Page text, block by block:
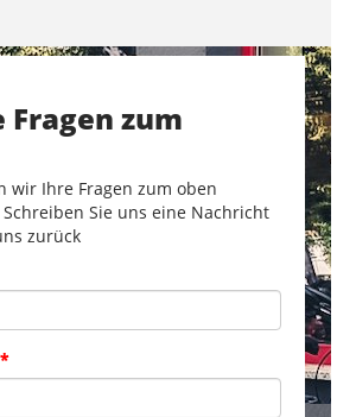
Fragen zum
wir Ihre Fragen zum oben
Sie uns eine Nachricht
zurück